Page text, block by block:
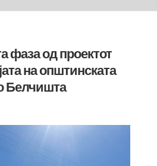
фаза од проектот
на општинската
Белчишта